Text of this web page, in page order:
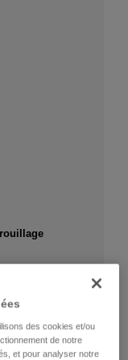
des cookies et/ou
de notre
et pour analyser notre